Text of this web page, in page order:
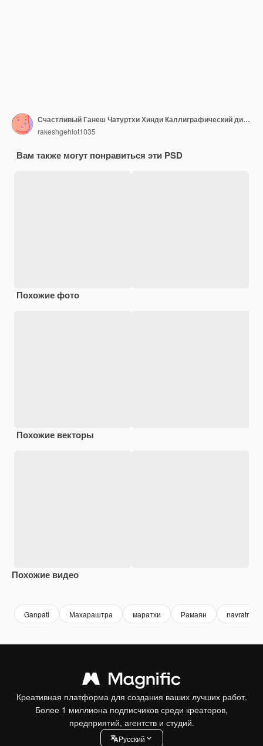
Счастливый Ганеш Чатуртхи Хинди Каллиграфический дизайн текста
rakeshgehlot1035
Вам также могут понравиться эти PSD
Похожие фото
Похожие векторы
Похожие видео
Ganpati Махараштра маратхи Рамаян navratri
Креативная платформа для создания ваших лучших работ.
Более 1 миллиона подписчиков среди креаторов,
предприятий, агентств и студий.
Pусский